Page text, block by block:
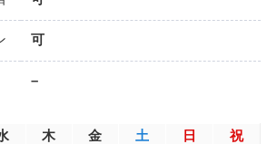
可
–
木 金 土 日 祝